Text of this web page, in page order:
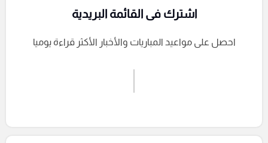
إرسال تعليق
اشترك فى القائمة البريدية
احصل على مواعيد المباريات والأخبار الأكثر قراءة يوميا